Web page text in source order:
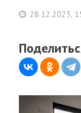
28.12.2023,